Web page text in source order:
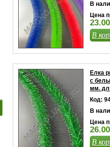
В
Цена
В
Елка
с
мм.
Код:
В
Цена
В